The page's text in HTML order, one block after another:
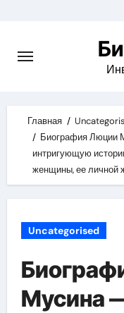
content
Главная
Биография Люции
интригующую
женщины, ее личной
Uncategorised
Мусина